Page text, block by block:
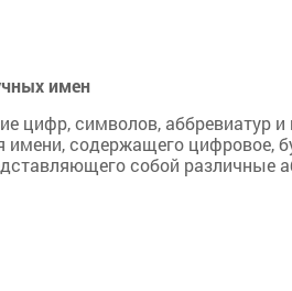
имен
цифр, символов, аббревиатур
содержащего цифровое,
собой